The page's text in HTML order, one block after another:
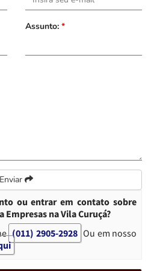
Assunto: *
Enviar
ou entrar em contato sobre
na Vila Curuçá?
(011) 2905-2928 Ou em nosso